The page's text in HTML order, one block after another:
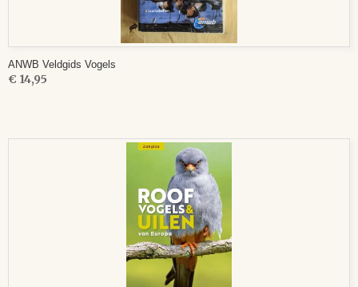
ANWB Veldgids Vogels
€ 14,95